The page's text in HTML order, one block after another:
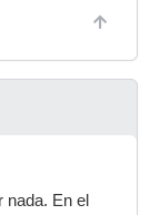
nada. En el